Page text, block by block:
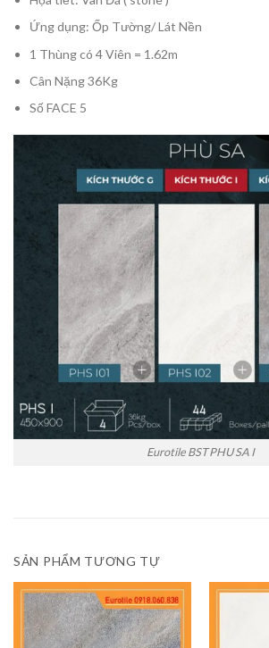
Ứng dụng: Ốp Tường/ Lát Nền
1 Thùng có 4 Viên = 1.62m
Cân Nặng 36Kg
Số FACE 5
Eurotile BST PHU SA I
SẢN PHẨM TƯƠNG TỰ